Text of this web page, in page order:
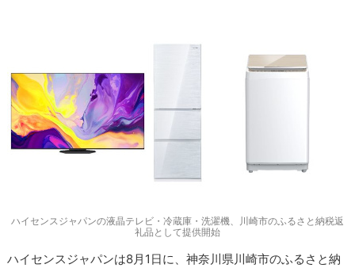
ハイセンスジャパンの液晶テレビ・冷蔵庫・洗濯機、川崎市のふるさと納税返
礼品として提供開始
ハイセンスジャパンは8月1日に、神奈川県川崎市のふるさと納